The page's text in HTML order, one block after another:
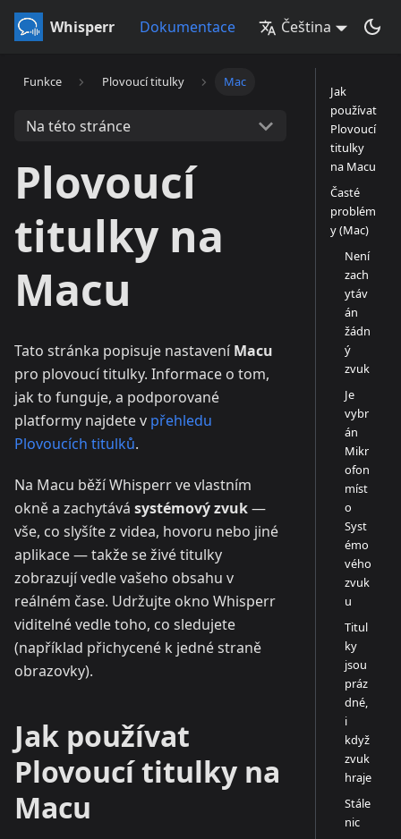
Whisperr Dokumentace Čeština
Funkce Plovoucí titulky Mac
Na této stránce
Plovoucí
titulky na
Macu
Tato stránka popisuje nastaveníMacu
pro plovoucí titulky. Informace o tom,
jak to funguje, a podporované
platformy najdete v přehledu
Plovoucích titulků.
Na Macu běží Whisperr ve vlastním
okně a zachytává systémový zvuk—
vše, co slyšíte z videa, hovoru nebo jiné
aplikace — takže se živé titulky
zobrazují vedle vašeho obsahu v
reálném čase. Udržujte okno Whisperr
viditelné vedle toho, co sledujete
(například přichycené k jedné straně
obrazovky).
Jak používat
Plovoucí titulky na
Macu
Jak
používat
Plovoucí
titulky
na Macu
Časté
problém
y (Mac)
Není
zach
ytáv
án
žádn
ý
zvuk
Je
vybr
án
Mikr
ofon
míst
o
Syst
émo
vého
zvuk
u
Titul
ky
jsou
práz
dné,
i
když
zvuk
hraje
Stále
nic